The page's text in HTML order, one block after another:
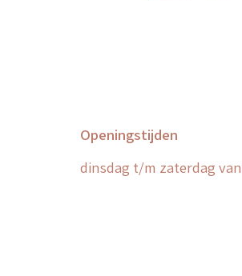
Openingstijden
dinsdag t/m zaterdag